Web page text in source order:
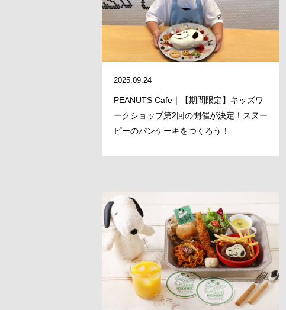
2025.09.24
PEANUTS Cafe｜【期間限定】キッズワ
ークショップ第2回の開催が決定！スヌー
ピーのパンケーキをつくろう！